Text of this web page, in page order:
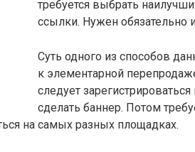
требуется выбрать
ссылки. Нужен обязательно
Суть одного из способов
к элементарной
следует
сделать баннер. Потом
на самых разных площадках.